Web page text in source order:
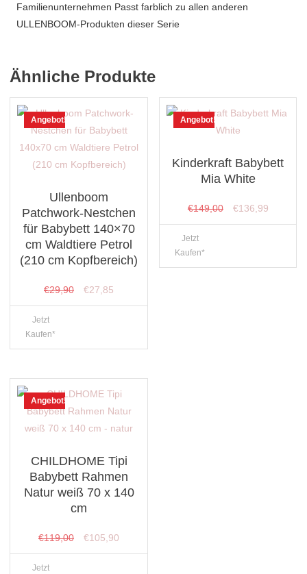
Familienunternehmen Passt farblich zu allen anderen
ULLENBOOM-Produkten dieser Serie
Ähnliche Produkte
Angebot!
Ullenboom
Patchwork-Nestchen
für Babybett 140×70
cm Waldtiere Petrol
(210 cm Kopfbereich)
€29,90
Ursprünglicher
Preis
€27,85
Preis
Jetzt
Kaufen*
Angebot!
Kinderkraft Babybett
Mia White
€149,00
Ursprünglicher
Preis
€136,99Aktueller
Preis
Jetzt
Kaufen*
Angebot!
CHILDHOME Tipi
Babybett Rahmen
Natur weiß 70 x 140
cm
€119,00
Ursprünglicher
Preis
€105,90
Preis
Jetzt